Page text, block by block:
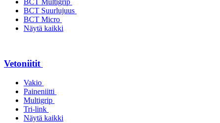
BCT Suurlujuus
BCT Micro
Näytä kaikki
Vetoniitit
Vakio
Paineniitti
Multigrip
Tri-link
Näytä kaikki